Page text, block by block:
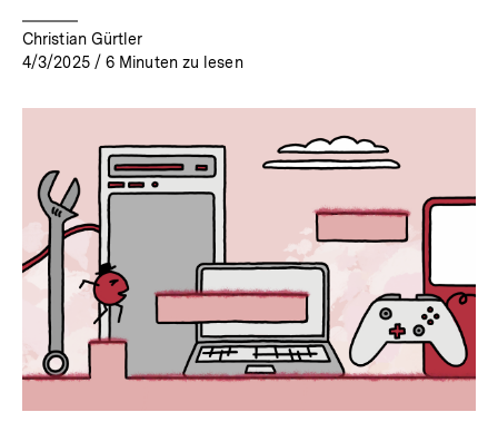
Christian Gürtler
4/3/2025 / 6 Minuten zu lesen